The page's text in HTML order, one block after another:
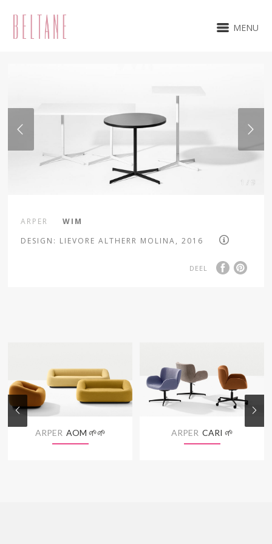
MENU
1 / 9
ARPER
WIM
DESIGN: LIEVORE ALTHERR MOLINA, 2016
DEEL
ARPER AOM 🌱🌱 ARPER CARI 🌱